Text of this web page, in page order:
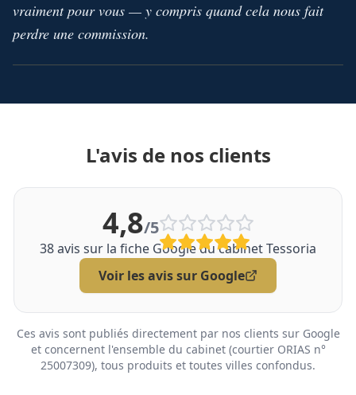
vraiment pour vous — y compris quand cela nous fait
perdre une commission.
L'avis de nos clients
4,8/5
38avis sur la fiche Google du cabinet Tessoria
Voir les avis sur Google
Ces avis sont publiés directement par nos clients sur Google
et concernent l'ensemble du cabinet (courtier ORIAS n°
25007309), tous produits et toutes villes confondus.